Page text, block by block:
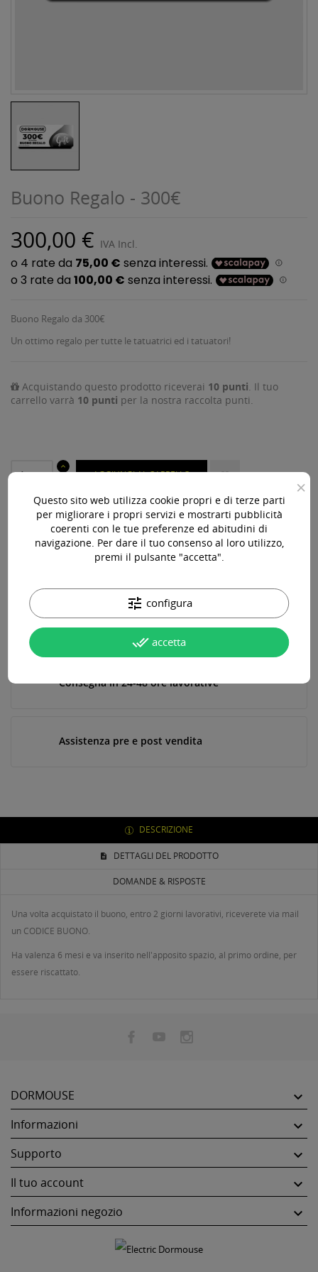
Buono Regalo - 300€
300,00 € IVA Incl.
Buono Regalo da 300€
Un ottimo regalo per tutte le tatuatrici ed i tatuatori!
Acquistando questo prodotto riceverai 10 punti . Il tuo
carrello varrà 10 punti per la nostra raccolta punti.
AGGIUNGI AL CARRELLO 
Disponibile
Acquista 119,00 € (iva incl.) di prodotti per ottenere la
spedizione gratuita!
Consegna in 24-48 ore lavorative*
Assistenza pre e post vendita
DESCRIZIONE
DETTAGLI DEL PRODOTTO
DOMANDE & RISPOSTE
Una volta acquistato il buono, entro 2 giorni lavorativi, riceverete via mail
un CODICE BUONO.
Ha valenza 6 mesi e va inserito nell'apposito spazio, al primo ordine, per
essere riscattato.
DORMOUSE 
Informazioni 
Supporto 
Il tuo account 
Informazioni negozio 
×
Questo sito web utilizza cookie propri e di terze parti
per migliorare i propri servizi e mostrarti pubblicità
coerenti con le tue preferenze ed abitudini di
navigazione. Per dare il tuo consenso al loro utilizzo,
premi il pulsante "accetta".
tune configura
done_all accetta